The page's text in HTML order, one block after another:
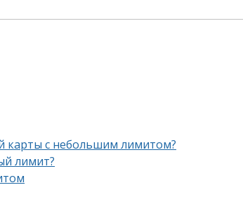
карты с небольшим лимитом?
лимит?